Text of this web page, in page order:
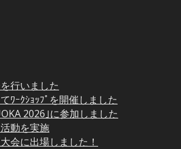
行いました
ｰｸｼｮｯﾌﾟを開催しました
2026｣に参加しました
動を実施
会に出場しました！